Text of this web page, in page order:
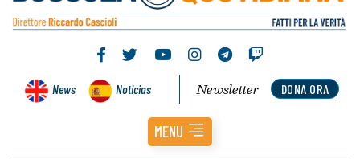
News Noticias DONA ORA
Newsletter
MENU